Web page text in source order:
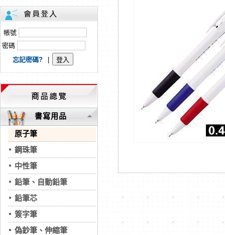
HP、EPSON、CANON原廠耗材價格浮動，下單前請先跟客服人員確認最新
本網站免費註冊，所標示的商品單價皆為“未稅價格”；本公司保有是否接單出
匯款客戶請注意！因商品繁複來不及發現短缺，遂待客服人員跟您確認訂單
本網站免費註冊，所標示的商品單價皆為“未稅價格”；本公司保有是否接單出
帳號
密碼
忘記密碼?
書寫用品
原子筆
鋼珠筆
中性筆
鉛筆、自動鉛筆
鉛筆芯
簽字筆
偽鈔筆、伸縮筆